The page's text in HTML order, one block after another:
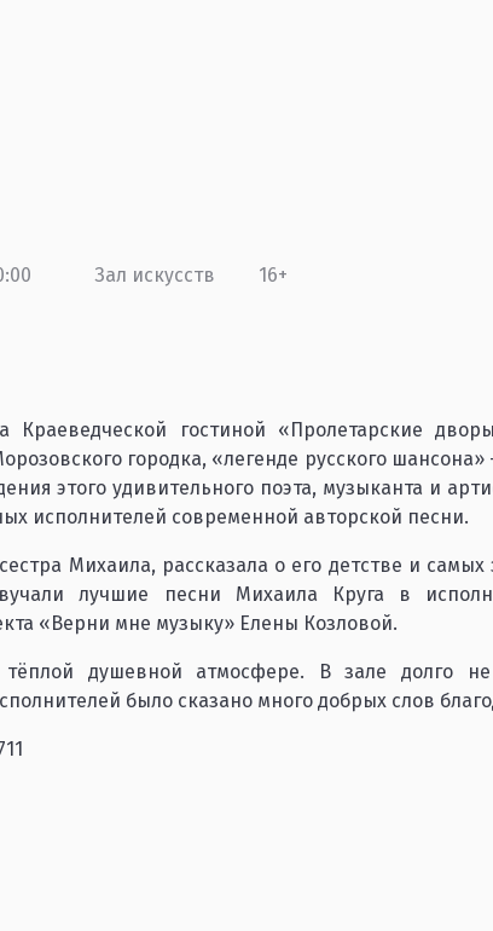
Зал искусств 16+
Краеведческой гостиной «Пролетарские
городка, «легенде русского
этого удивительного поэта, музыканта и
исполнителей современной авторской песни.
Михаила, рассказала о его детстве и
лучшие песни Михаила Круга в
«Верни мне музыку» Елены Козловой.
душевной атмосфере. В зале долго
было сказано много добрых слов